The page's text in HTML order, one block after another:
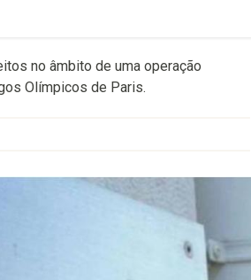
no âmbito de uma operação
Olímpicos de Paris.